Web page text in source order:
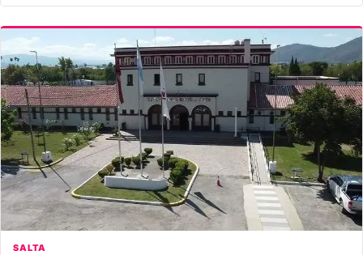
SALTA